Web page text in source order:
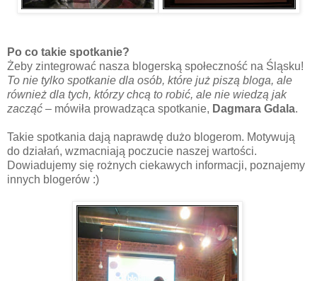
Po co takie spotkanie?
Żeby zintegrować nasza blogerską społeczność na Śląsku!
To nie tylko spotkanie dla osób, które już piszą bloga, ale
również dla tych, którzy chcą to robić, ale nie wiedzą jak
zacząć – mówiła prowadząca spotkanie, Dagmara Gdala.
Takie spotkania dają naprawdę dużo blogerom. Motywują
do działań, wzmacniają poczucie naszej wartości.
Dowiadujemy się rożnych ciekawych informacji, poznajemy
innych blogerów :)